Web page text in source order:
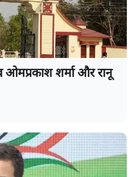
ओमप्रकाश शर्मा और रानू